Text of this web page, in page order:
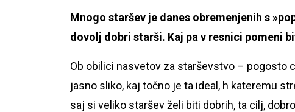
Mnogo staršev je danes obremenjenih s
dovolj dobri starši. Kaj pa v resnici pomeni
Ob obilici nasvetov za starševstvo – pogosto
jasno sliko, kaj točno je ta ideal, h kateremu
saj si veliko staršev želi biti dobrih, ta cilj,